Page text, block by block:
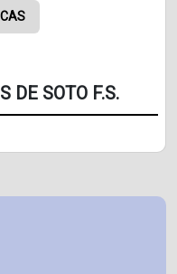
DE SOTO F.S.